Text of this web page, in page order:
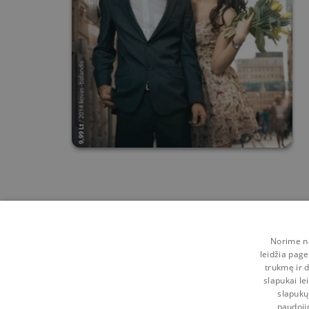
Norime
leidžia
trukmę ir
slapukai